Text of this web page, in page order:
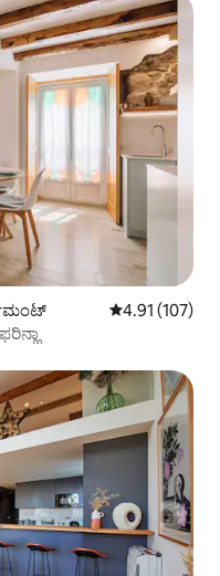
5 ರಲ್ಲಿ 4.91
4.91 (107)